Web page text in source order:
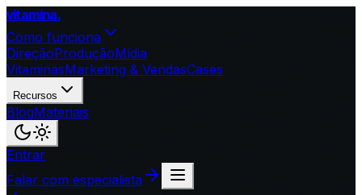
vitamina.
Como funciona
DireçãoProduçãoMídia
VitaminasMarketing & VendasCases
Recursos
BlogMateriais
Entrar
Falar com especialista